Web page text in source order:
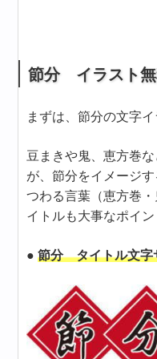
節分 イラスト無
まずは、節分の文字
豆まきや鬼、恵方巻
が、節分をイメージ
つわる言葉（恵方巻
イトルも大事なポイン
●節分 タイトル文字